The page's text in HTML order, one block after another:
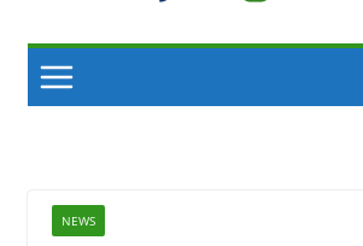
NEWS